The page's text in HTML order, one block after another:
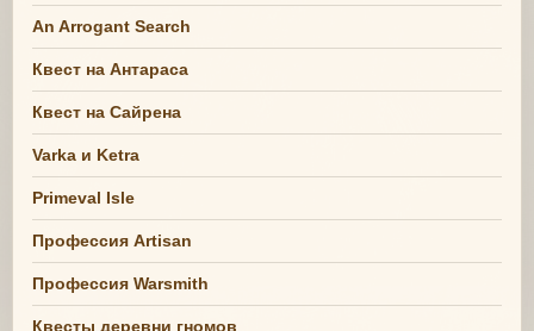
An Arrogant Search
Квест на Антараса
Квест на Сайрена
Varka и Ketra
Primeval Isle
Профессия Artisan
Профессия Warsmith
Квесты деревни гномов